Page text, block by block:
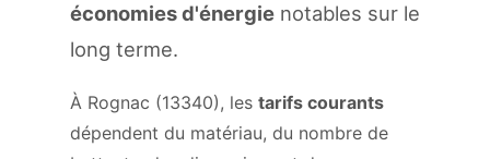
économies d'énergie notables sur le
long terme.
À Rognac (13340), les tarifs courants
dépendent du matériau, du nombre de